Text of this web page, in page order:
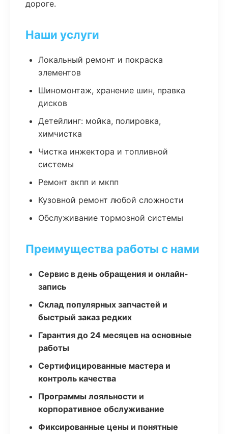
дороге.
Наши услуги
Локальный ремонт и покраска
элементов
Шиномонтаж, хранение шин, правка
дисков
Детейлинг: мойка, полировка,
химчистка
Чистка инжектора и топливной
системы
Ремонт акпп и мкпп
Кузовной ремонт любой сложности
Обслуживание тормозной системы
Преимущества работы с нами
Сервис в день обращения и онлайн-
запись
Склад популярных запчастей и
быстрый заказ редких
Гарантия до 24 месяцев на основные
работы
Сертифицированные мастера и
контроль качества
Программы лояльности и
корпоративное обслуживание
Фиксированные цены и понятные